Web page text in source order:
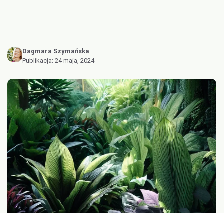
Dagmara Szymańska
Publikacja: 24 maja, 2024